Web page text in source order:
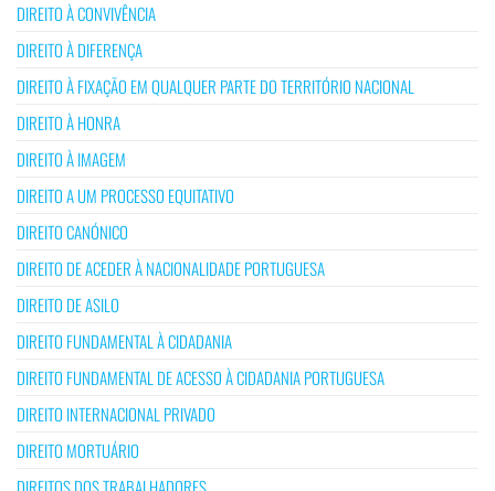
DIREITO À CONVIVÊNCIA
DIREITO À DIFERENÇA
DIREITO À FIXAÇÃO EM QUALQUER PARTE DO TERRITÓRIO NACIONAL
DIREITO À HONRA
DIREITO À IMAGEM
DIREITO A UM PROCESSO EQUITATIVO
DIREITO CANÓNICO
DIREITO DE ACEDER À NACIONALIDADE PORTUGUESA
DIREITO DE ASILO
DIREITO FUNDAMENTAL À CIDADANIA
DIREITO FUNDAMENTAL DE ACESSO À CIDADANIA PORTUGUESA
DIREITO INTERNACIONAL PRIVADO
DIREITO MORTUÁRIO